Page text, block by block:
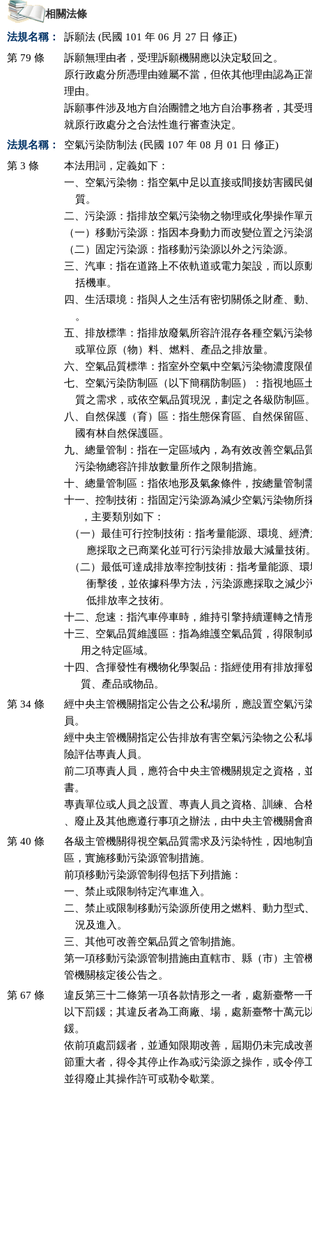
相關法條
法規名稱：
訴願法 (民國 101 年 06 月 27 日 修正)
第 79 條
訴願無理由者，受理訴願機關應以決定駁回之。
原行政處分所憑理由雖屬不當，但依其他理由認為正
理由。
訴願事件涉及地方自治團體之地方自治事務者，其受
就原行政處分之合法性進行審查決定。
法規名稱：
空氣污染防制法 (民國 107 年 08 月 01 日 修正)
第 3 條
本法用詞，定義如下：
一、空氣污染物：指空氣中足以直接或間接妨害國民
    質。
二、污染源：指排放空氣污染物之物理或化學操作單
（一）移動污染源：指因本身動力而改變位置之污染
（二）固定污染源：指移動污染源以外之污染源。
三、汽車：指在道路上不依軌道或電力架設，而以原
    括機車。
四、生活環境：指與人之生活有密切關係之財產、動
    。
五、排放標準：指排放廢氣所容許混存各種空氣污染
    或單位原（物）料、燃料、產品之排放量。
六、空氣品質標準：指室外空氣中空氣污染物濃度限
七、空氣污染防制區（以下簡稱防制區）：指視地區
質之需求，或依空氣品質現況，劃定之各級防制區
八、自然保護（育）區：指生態保育區、自然保留區
    國有林自然保護區。
九、總量管制：指在一定區域內，為有效改善空氣品
    污染物總容許排放數量所作之限制措施。
十、總量管制區：指依地形及氣象條件，按總量管制
十一、控制技術：指固定污染源為減少空氣污染物所
      ，主要類別如下：
（一）最佳可行控制技術：指考量能源、環境、經
應採取之已商業化並可行污染排放最大減量技術
（二）最低可達成排放率控制技術：指考量能源、
衝擊後，並依據科學方法，污染源應採取之減
        低排放率之技術。
十二、怠速：指汽車停車時，維持引擎持續運轉之情
十三、空氣品質維護區：指為維護空氣品質，得限制
      用之特定區域。
十四、含揮發性有機物化學製品：指經使用有排放揮
      質、產品或物品。
第 34 條
經中央主管機關指定公告之公私場所，應設置空氣污
員。
經中央主管機關指定公告排放有害空氣污染物之公私
險評估專責人員。
前二項專責人員，應符合中央主管機關規定之資格，
書。
專責單位或人員之設置、專責人員之資格、訓練、合
、廢止及其他應遵行事項之辦法，由中央主管機關會
第 40 條
各級主管機關得視空氣品質需求及污染特性，因地制
區，實施移動污染源管制措施。
前項移動污染源管制得包括下列措施：
一、禁止或限制特定汽車進入。
二、禁止或限制移動污染源所使用之燃料、動力型式
    況及進入。
三、其他可改善空氣品質之管制措施。
第一項移動污染源管制措施由直轄市、縣（市）主管
管機關核定後公告之。
第 67 條
違反第三十二條第一項各款情形之一者，處新臺幣一
以下罰鍰；其違反者為工商廠、場，處新臺幣十萬元
鍰。
依前項處罰鍰者，並通知限期改善，屆期仍未完成改
節重大者，得令其停止作為或污染源之操作，或令停
並得廢止其操作許可或勒令歇業。